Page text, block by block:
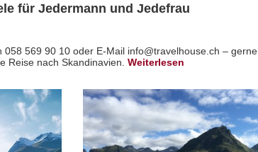
für Jedermann und Jedefrau
058 569 90 10 oder E-Mail info@travelhouse.ch – gerne
Reise nach Skandinavien. Weiterlesen